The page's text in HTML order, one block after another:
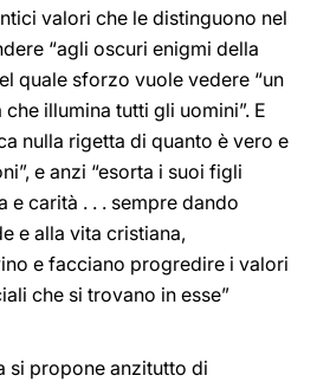
valori che le distinguono nel
“agli oscuri enigmi della
quale sforzo vuole vedere “un
illumina tutti gli uomini”. E
nulla rigetta di quanto è vero e
e anzi “esorta i suoi figli
e carità . . . sempre dando
e alla vita cristiana,
e facciano progredire i valori
che si trovano in esse”
si propone anzitutto di